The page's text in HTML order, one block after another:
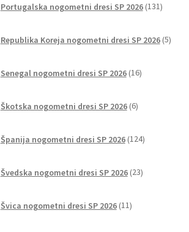
Portugalska nogometni dresi SP 2026 131
Republika Koreja nogometni dresi SP 2026 5
Senegal nogometni dresi SP 2026 16izdelkov
Škotska nogometni dresi SP 2026 6izdelkov
Španija nogometni dresi SP 2026 124izdelkov
Švedska nogometni dresi SP 2026 23izdelkov
Švica nogometni dresi SP 2026 11izdelkov